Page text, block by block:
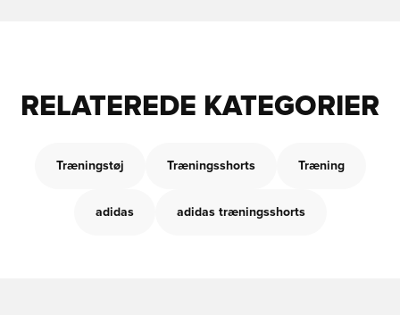
RELATEREDE KATEGORIER
Træningstøj Træningsshorts Træning
adidas adidas træningsshorts